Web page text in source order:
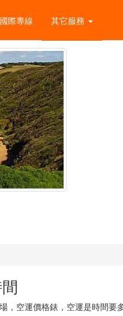
國際專線 其它服務
，空運價格錶，空運是時間要